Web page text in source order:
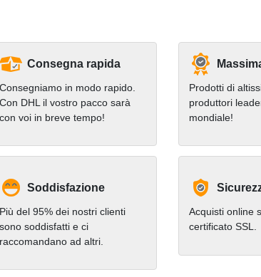
Consegna rapida
Consegniamo in modo rapido.
Con DHL il vostro pacco sarà
con voi in breve tempo!
Prodotti di
produttori
mondiale!
Soddisfazione
Più del 95% dei nostri clienti
sono soddisfatti e ci
raccomandano ad altri.
Acquisti online
certificato SSL.